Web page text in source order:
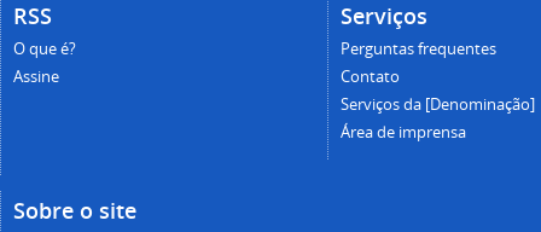
Serviços
Perguntas frequentes
Contato
Serviços da [Denominação]
Área de imprensa
RSS
O que é?
Assine
Sobre o site